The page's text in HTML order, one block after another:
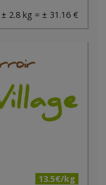
2.8 kg = ± 31.16 €
13.5€/kg